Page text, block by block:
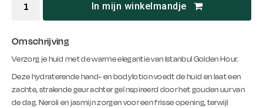
In mijn winkelmandje
Omschrijving
Verzorg je huid met de warme elegantie van Istanbul Golden Hour.
Deze hydraterende hand- en bodylotion voedt de huid en laat een
zachte, stralende geur achter geïnspireerd door het gouden uur van
de dag. Neroli en jasmijn zorgen voor een frisse opening, terwijl